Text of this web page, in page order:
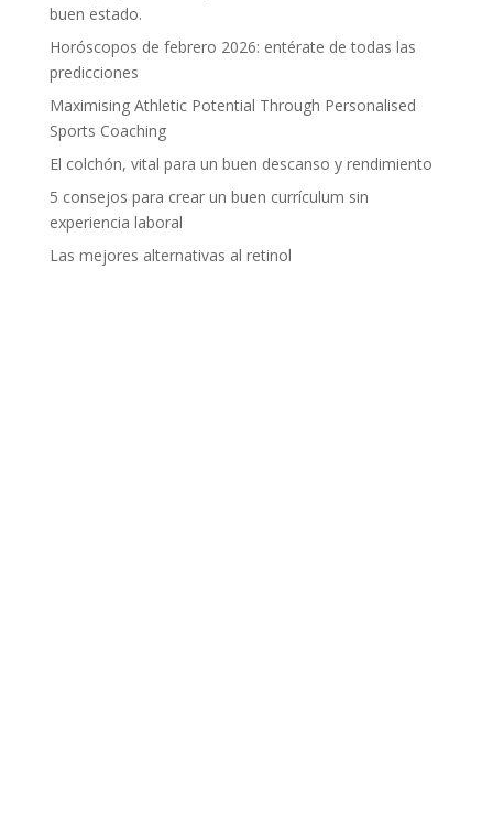
buen estado.
Horóscopos de febrero 2026: entérate de todas las
predicciones
Maximising Athletic Potential Through Personalised
Sports Coaching
El colchón, vital para un buen descanso y rendimiento
5 consejos para crear un buen currículum sin
experiencia laboral
Las mejores alternativas al retinol